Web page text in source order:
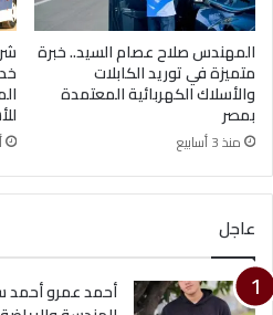
المهندس صلاح عصام السيد.. خبرة
متميزة في توريد الكابلات
والأسلاك الكهربائية المعتمدة
بمصر
منذ 3 أسابيع
عاجل
أحمد عمرو